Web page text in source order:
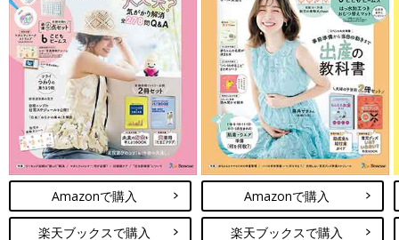
Amazonで購入
楽天ブックスで購入
Amazonで購入
楽天ブックスで購入